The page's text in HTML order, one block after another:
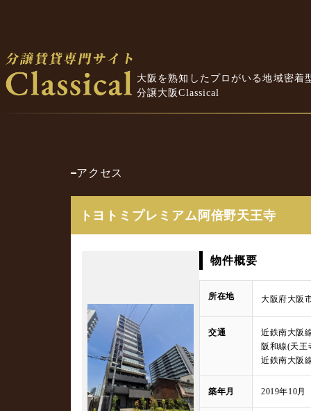
大阪を熟知したプロがいる地域密着
分譲大阪Classical
アクセス
トヨトミプレミアム阿倍野天王寺
物件概要
所在地 大阪府大阪
交通
近鉄南大阪
阪和線(天
近鉄南大阪
築年月 2019年10月